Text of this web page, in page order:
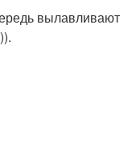
вылавливают